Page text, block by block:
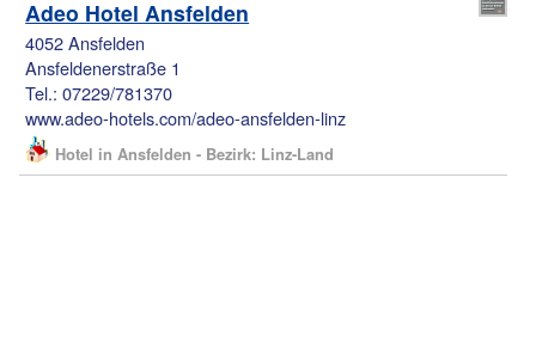
Adeo Hotel Ansfelden
4052 Ansfelden
Ansfeldenerstraße 1
Tel.: 07229/781370
www.adeo-hotels.com/adeo-ansfelden-linz
Hotel in Ansfelden - Bezirk: Linz-Land